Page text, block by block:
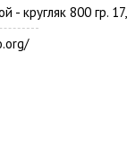
- кругляк 800 гр.